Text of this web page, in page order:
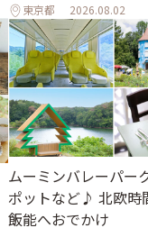
東京都 2026.08.02
ムーミンバレーパー
ポットなど♪ 北欧時
飯能へおでかけ